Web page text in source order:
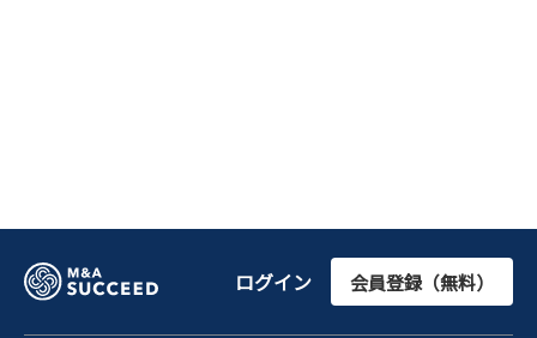
ログイン 会員登録（無料）